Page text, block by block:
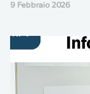
9 Febbraio 2026